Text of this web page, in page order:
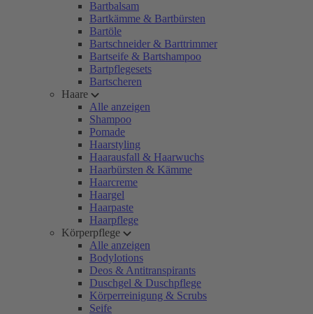
Bartbalsam
Bartkämme & Bartbürsten
Bartöle
Bartschneider & Barttrimmer
Bartseife & Bartshampoo
Bartpflegesets
Bartscheren
Haare
Alle anzeigen
Shampoo
Pomade
Haarstyling
Haarausfall & Haarwuchs
Haarbürsten & Kämme
Haarcreme
Haargel
Haarpaste
Haarpflege
Körperpflege
Alle anzeigen
Bodylotions
Deos & Antitranspirants
Duschgel & Duschpflege
Körperreinigung & Scrubs
Seife